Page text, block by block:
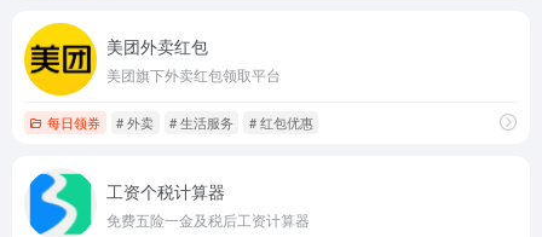
美团外卖红包
美团旗下外卖红包领取平台
每日领券 # 外卖 # 生活服务 # 红包优惠
工资个税计算器
免费五险一金及税后工资计算器